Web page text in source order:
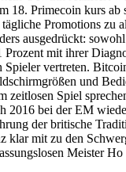
18. Primecoin kurs ab
Promotions zu
ausgedrückt:
Prozent mit ihrer
Spieler vertreten.
und
zeitlosen Spiel
2016 bei der EM
der britische
klar mit zu den
Meister Ho